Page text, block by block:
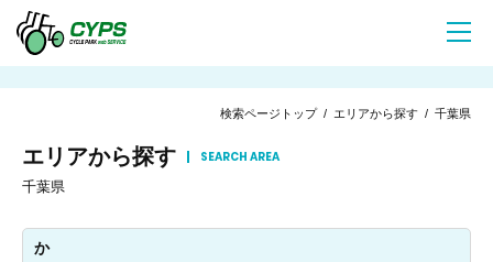
検索ページトップ/ エリアから探す / 千葉県
エリアから探す
SEARCH AREA
千葉県
か